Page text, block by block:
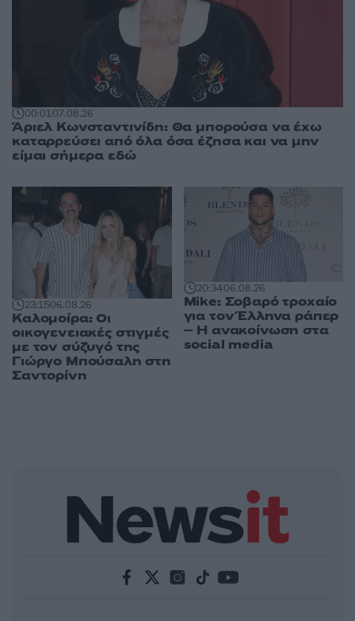
00:0107.08.26
Άριελ Κωνσταντινίδη: Θα μπορούσα να έχω
καταρρεύσει από όλα όσα έζησα και να μην
είμαι σήμερα εδώ
23:1506.08.26
Καλομοίρα: Οι
οικογενειακές στιγμές
με τον σύζυγό της
Γιώργο Μπούσαλη στη
Σαντορίνη
20:3406.08.26
Mike: Σοβαρό τροχαίο
για τον Έλληνα ράπερ
– Η ανακοίνωση στα
social media